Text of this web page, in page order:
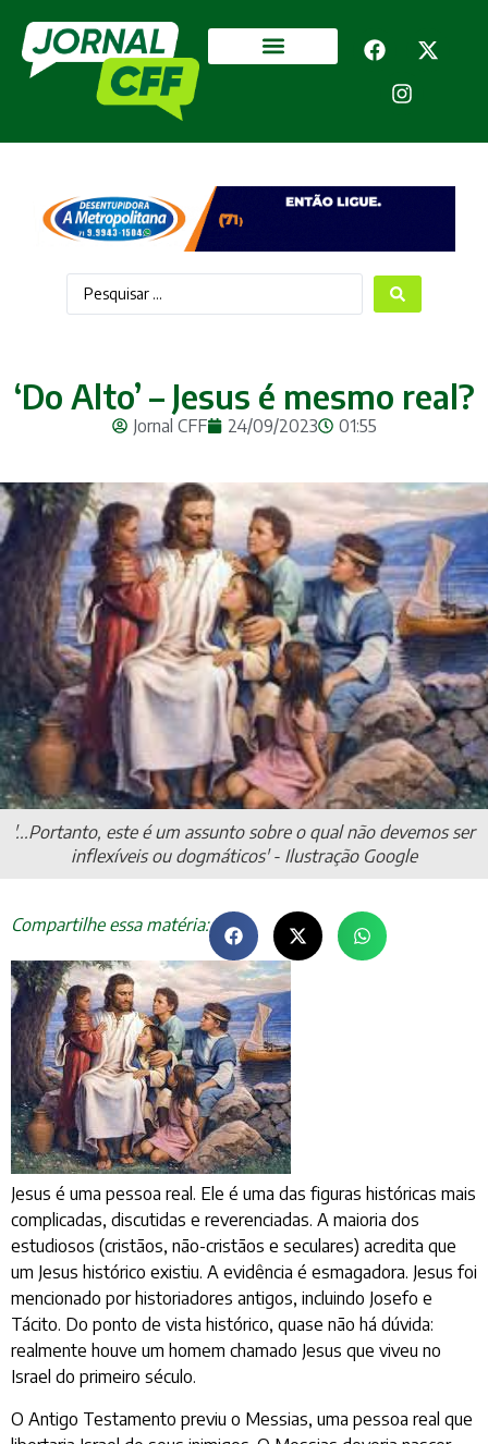
‘Do Alto’ – Jesus é mesmo real?
Jornal CFF 24/09/2023 01:55
'...Portanto, este é um assunto sobre o qual não devemos ser
inflexíveis ou dogmáticos' - Ilustração Google
Compartilhe essa matéria:
Jesus é uma pessoa real. Ele é uma das figuras históricas mais
complicadas, discutidas e reverenciadas. A maioria dos
estudiosos (cristãos, não-cristãos e seculares) acredita que
um Jesus histórico existiu. A evidência é esmagadora. Jesus foi
mencionado por historiadores antigos, incluindo Josefo e
Tácito. Do ponto de vista histórico, quase não há dúvida:
realmente houve um homem chamado Jesus que viveu no
Israel do primeiro século.
O Antigo Testamento previu o Messias, uma pessoa real que